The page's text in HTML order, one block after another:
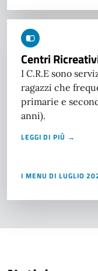
Centri
I C.R.E sono
ragazzi che
primarie e
anni).
LEGGI DI PIÙ →
I MENU DI LUGLIO